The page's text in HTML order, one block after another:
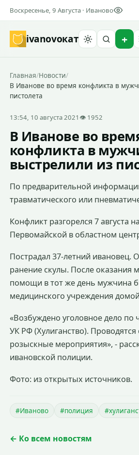
Воскресенье, 9 Августа · Иваново
ivanovoкат
Главная/Новости/
В Иванове во время конфликта в
пистолета
13:54, 10 августа 2021 👁 1952
В Иванове во
конфликта в
выстрелили из
По предварительной
травматического или
Конфликт разгорелся 7 августа
Первомайской в областном
Пострадал 37-летний ивановец.
ранение скулы. После оказания
помощи в тот же день мужчина
медицинского учреждения
«Возбуждено уголовное дело по
УК РФ (Хулиганство).
розыскные мероприятия», -
ивановской полиции.
Фото: из открытых источников.
#Иваново #полиция
← Ко всем новостям